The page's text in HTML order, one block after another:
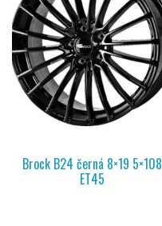
Brock B24 černá 8×19 5×108
ET45